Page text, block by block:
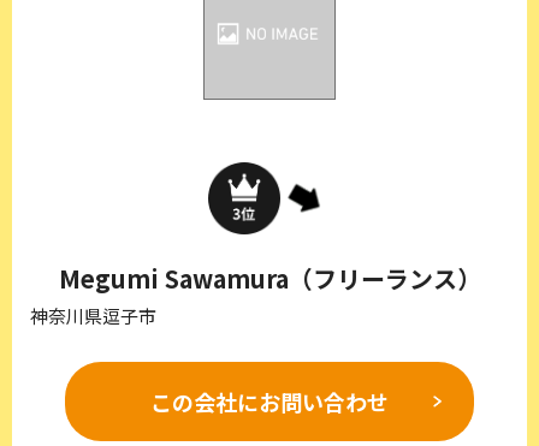
Megumi Sawamura（フリーランス）
神奈川県逗子市
この会社にお問い合わせ